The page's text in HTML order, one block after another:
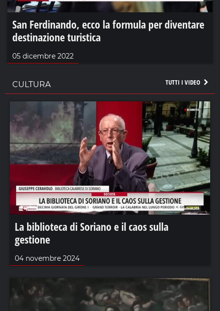
San Ferdinando, ecco la formula per diventare
destinazione turistica
05 dicembre 2022
TUTTI I VIDEO
CULTURA
La biblioteca di Soriano e il caos sulla
gestione
04 novembre 2024